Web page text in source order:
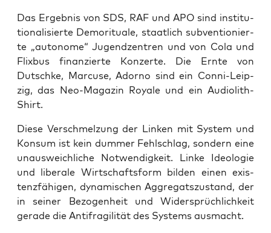
Das Ergeb­nis von SDS, RAF und APO sind insti­tu­
tio­na­li­sier­te Demo­ri­tua­le, staat­lich sub­ven­tio­nier­
te „auto­no­me“ Jugend­zen­tren und von Cola und
Flix­bus finan­zier­te Kon­zer­te. Die Ern­te von
Dutsch­ke, Mar­cu­se, Ador­no sind ein Con­ni-Leip­
zig, das Neo-Maga­zin Roya­le und ein Audiolith-
Shirt.
Die­se Ver­schmel­zung der Lin­ken mit Sys­tem und
Kon­sum ist kein dum­mer Fehl­schlag, son­dern eine
unaus­weich­li­che Not­wen­dig­keit. Lin­ke Ideo­lo­gie
und libe­ra­le Wirt­schafts­form bil­den einen exis­
tenz­fä­hi­gen, dyna­mi­schen Aggre­gats­zu­stand, der
in sei­ner Bezo­gen­heit und Wider­sprüch­lich­keit
gera­de die Anti­fra­gi­li­tät des Sys­tems ausmacht.